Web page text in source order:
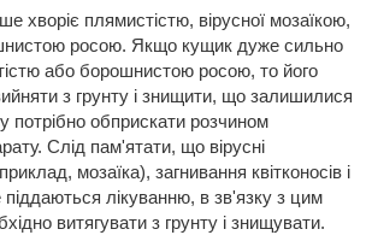
хворіє плямистістю, вірусної мозаїкою,
росою. Якщо кущик дуже сильно
або борошнистою росою, то його
з грунту і знищити, що залишилися
потрібно обприскати розчином
Слід пам'ятати, що вірусні
мозаїка), загнивання квітконосів і
піддаються лікуванню, в зв'язку з цим
витягувати з грунту і знищувати.